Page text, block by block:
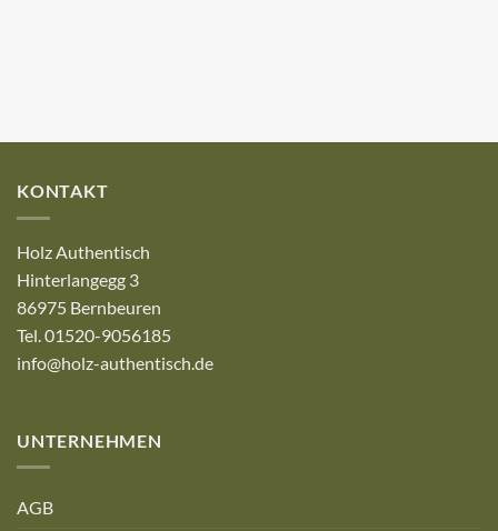
KONTAKT
Holz Authentisch
Hinterlangegg 3
86975 Bernbeuren
Tel. 01520-9056185
info@holz-authentisch.de
UNTERNEHMEN
AGB